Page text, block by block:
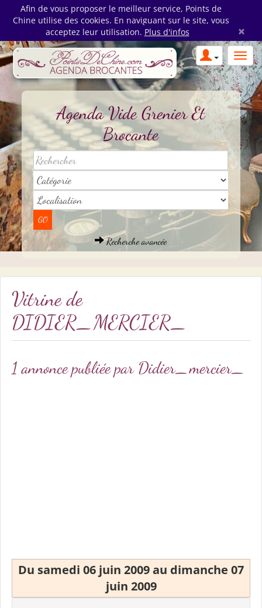
Afin de vous proposer le meilleur service, Points de
Chine utilise des cookies. En naviguant sur le site, vous
acceptez leur utilisation. Plus d'infos ×
Agenda Vide Grenier Et
Brocante
Recherche avancée
Vitrine de
DIDIER_MERCIER_
1 annonce publiée par Didier_mercier_
Du samedi 06 juin 2009 au dimanche 07
juin 2009